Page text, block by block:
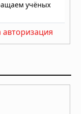
число
13, спасатели